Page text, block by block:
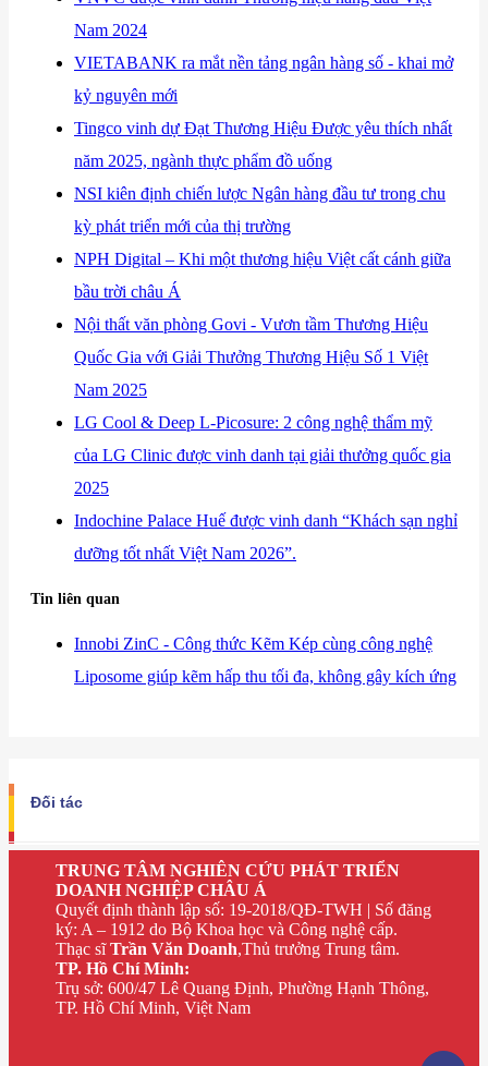
Nam 2024
​VIETABANK ra mắt nền tảng ngân hàng số - khai mở
kỷ nguyên mới
​Tingco vinh dự Đạt Thương Hiệu Được yêu thích nhất
năm 2025, ngành thực phẩm đồ uống
​NSI kiên định chiến lược Ngân hàng đầu tư trong chu
kỳ phát triển mới của thị trường
​NPH Digital – Khi một thương hiệu Việt cất cánh giữa
bầu trời châu Á
​Nội thất văn phòng Govi - Vươn tầm Thương Hiệu
Quốc Gia với Giải Thưởng Thương Hiệu Số 1 Việt
Nam 2025
​LG Cool & Deep L-Picosure: 2 công nghệ thẩm mỹ
của LG Clinic được vinh danh tại giải thưởng quốc gia
2025
​Indochine Palace Huế được vinh danh “Khách sạn nghỉ
dưỡng tốt nhất Việt Nam 2026”.
Tin liên quan
​Innobi ZinC - Công thức Kẽm Kép cùng công nghệ
Liposome giúp kẽm hấp thu tối đa, không gây kích ứng
Đối tác
TRUNG TÂM NGHIÊN CỨU PHÁT TRIỂN
DOANH NGHIỆP CHÂU Á
Quyết định thành lập số: 19-2018/QĐ-TWH | Số đăng
ký: A – 1912 do Bộ Khoa học và Công nghệ cấp.
Thạc sĩTrần Văn Doanh,Thủ trưởng Trung tâm.
TP. Hồ Chí Minh:
Trụ sở: 600/47 Lê Quang Định, Phường Hạnh Thông,
TP. Hồ Chí Minh, Việt Nam